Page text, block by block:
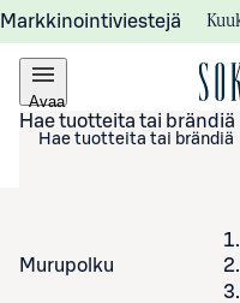
Markkinointiviestejä
Avaa
valikko
Hae tuotteita tai brändiä
Murupolku